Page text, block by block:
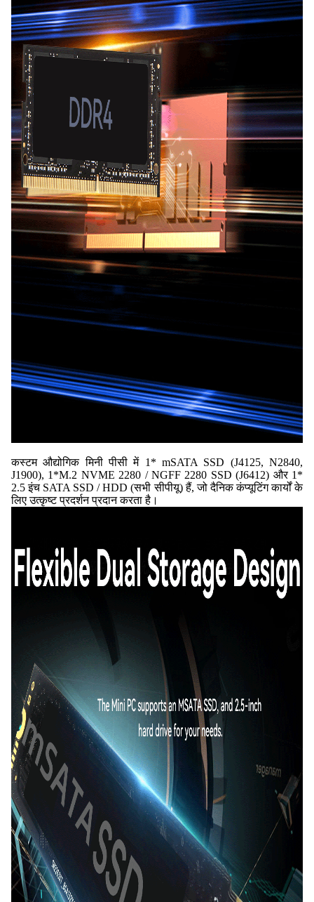
कस्टम औद्योगिक मिनी पीसी में 1* mSATA SSD (J4125, N2840,
J1900), 1*M.2 NVME 2280 / NGFF 2280 SSD (J6412) और 1*
2.5 इंच SATA SSD / HDD (सभी सीपीयू) हैं, जो दैनिक कंप्यूटिंग कार्यों के
लिए उत्कृष्ट प्रदर्शन प्रदान करता है।